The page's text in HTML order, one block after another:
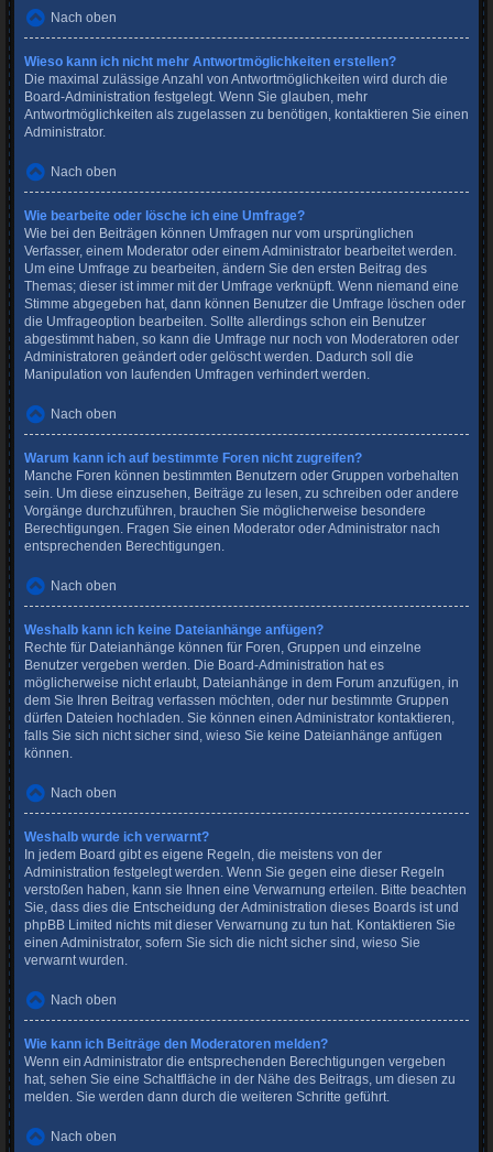
Nach oben
Wieso kann ich nicht mehr Antwortmöglichkeiten erstellen?
Die maximal zulässige Anzahl von Antwortmöglichkeiten wird durch die
Board-Administration festgelegt. Wenn Sie glauben, mehr
Antwortmöglichkeiten als zugelassen zu benötigen, kontaktieren Sie einen
Administrator.
Nach oben
Wie bearbeite oder lösche ich eine Umfrage?
Wie bei den Beiträgen können Umfragen nur vom ursprünglichen
Verfasser, einem Moderator oder einem Administrator bearbeitet werden.
Um eine Umfrage zu bearbeiten, ändern Sie den ersten Beitrag des
Themas; dieser ist immer mit der Umfrage verknüpft. Wenn niemand eine
Stimme abgegeben hat, dann können Benutzer die Umfrage löschen oder
die Umfrageoption bearbeiten. Sollte allerdings schon ein Benutzer
abgestimmt haben, so kann die Umfrage nur noch von Moderatoren oder
Administratoren geändert oder gelöscht werden. Dadurch soll die
Manipulation von laufenden Umfragen verhindert werden.
Nach oben
Warum kann ich auf bestimmte Foren nicht zugreifen?
Manche Foren können bestimmten Benutzern oder Gruppen vorbehalten
sein. Um diese einzusehen, Beiträge zu lesen, zu schreiben oder andere
Vorgänge durchzuführen, brauchen Sie möglicherweise besondere
Berechtigungen. Fragen Sie einen Moderator oder Administrator nach
entsprechenden Berechtigungen.
Nach oben
Weshalb kann ich keine Dateianhänge anfügen?
Rechte für Dateianhänge können für Foren, Gruppen und einzelne
Benutzer vergeben werden. Die Board-Administration hat es
möglicherweise nicht erlaubt, Dateianhänge in dem Forum anzufügen, in
dem Sie Ihren Beitrag verfassen möchten, oder nur bestimmte Gruppen
dürfen Dateien hochladen. Sie können einen Administrator kontaktieren,
falls Sie sich nicht sicher sind, wieso Sie keine Dateianhänge anfügen
können.
Nach oben
Weshalb wurde ich verwarnt?
In jedem Board gibt es eigene Regeln, die meistens von der
Administration festgelegt werden. Wenn Sie gegen eine dieser Regeln
verstoßen haben, kann sie Ihnen eine Verwarnung erteilen. Bitte beachten
Sie, dass dies die Entscheidung der Administration dieses Boards ist und
phpBB Limited nichts mit dieser Verwarnung zu tun hat. Kontaktieren Sie
einen Administrator, sofern Sie sich die nicht sicher sind, wieso Sie
verwarnt wurden.
Nach oben
Wie kann ich Beiträge den Moderatoren melden?
Wenn ein Administrator die entsprechenden Berechtigungen vergeben
hat, sehen Sie eine Schaltfläche in der Nähe des Beitrags, um diesen zu
melden. Sie werden dann durch die weiteren Schritte geführt.
Nach oben